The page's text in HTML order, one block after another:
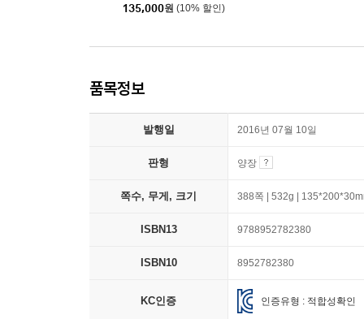
135,000원 (10% 할인)
품목정보
발행일 2016년 07월 10일
판형 양장
쪽수, 무게, 크기 388쪽 | 532g |
ISBN13 9788952782380
ISBN10 8952782380
KC인증 인증유형 : 적합성확인